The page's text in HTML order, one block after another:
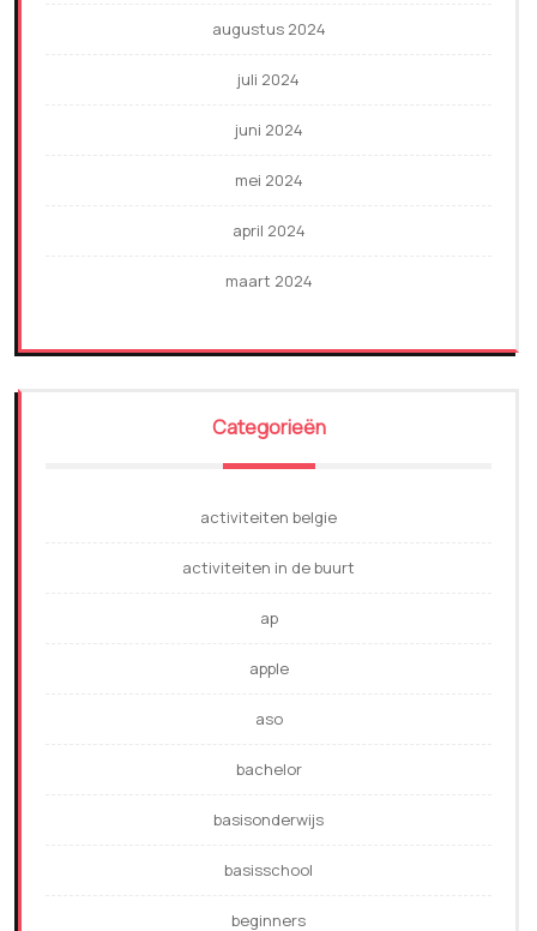
augustus 2024
juli 2024
juni 2024
mei 2024
april 2024
maart 2024
Categorieën
activiteiten belgie
activiteiten in de buurt
ap
apple
aso
bachelor
basisonderwijs
basisschool
beginners